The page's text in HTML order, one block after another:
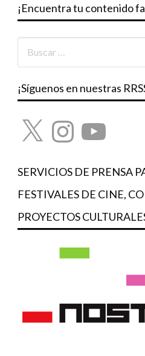
¡Encuentra tu contenido
¡Síguenos en nuestras
X InstagramYouTube
SERVICIOS DE PRENSA
FESTIVALES DE CINE,
PROYECTOS